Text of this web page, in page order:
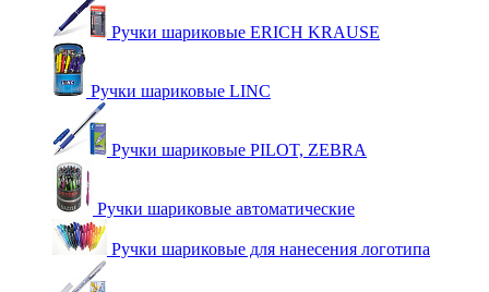
Ручки шариковые ERICH KRAUSE
Ручки шариковые LINC
Ручки шариковые PILOT, ZEBRA
Ручки шариковые автоматические
Ручки шариковые для нанесения логотипа